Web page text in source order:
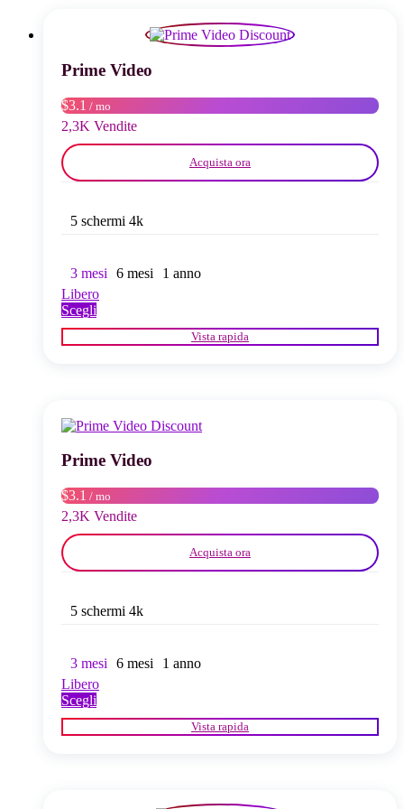
scelte
nella
pagina
del
prodotto
Prime Video
$3.1 / mo
2,3K Vendite
Acquista ora
5 schermi 4k
3 mesi 6 mesi
1 anno
Libero
Scegli
prodotto
ha
possono
scelte
pagina
del
prodotto
Vista rapida
Prime Video
$3.1 / mo
2,3K Vendite
Acquista ora
5 schermi 4k
3 mesi 6 mesi
1 anno
Libero
Scegli
prodotto
ha
Vista rapida